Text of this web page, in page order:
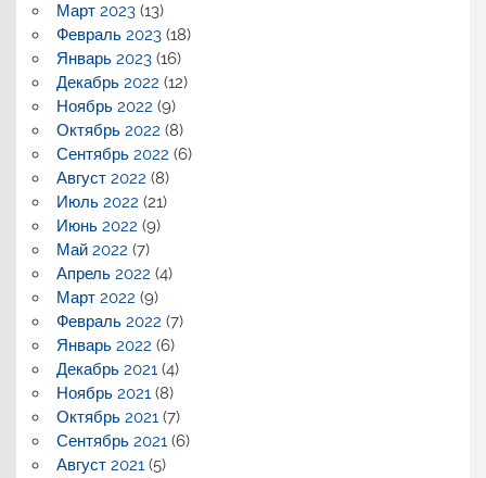
Март 2023(13)
Февраль 2023(18)
Январь 2023(16)
Декабрь 2022 (12)
Ноябрь 2022 (9)
Октябрь 2022 (8)
Сентябрь 2022 (6)
Август 2022 (8)
Июль 2022 (21)
Июнь 2022 (9)
Май 2022 (7)
Апрель 2022 (4)
Март 2022 (9)
Февраль 2022 (7)
Январь 2022 (6)
Декабрь 2021(4)
Ноябрь 2021(8)
Октябрь 2021(7)
Сентябрь 2021(6)
Август 2021(5)